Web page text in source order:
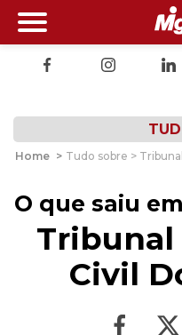
Home > Tudo sobre >
O que saiu
Tribunal
Civil